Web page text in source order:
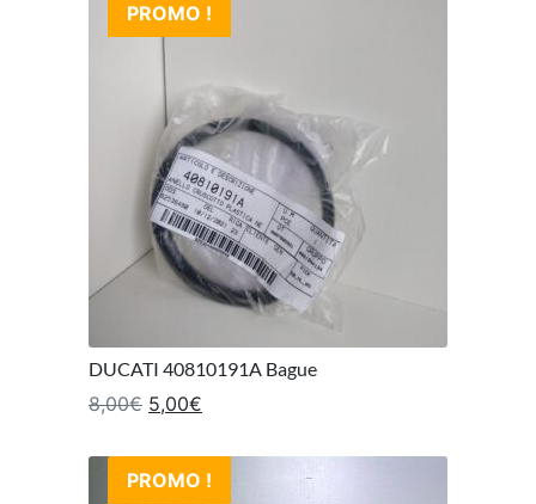
PROMO !
DUCATI 40810191A Bague
8,00€ Le prix initial était : 8,00€.
5,00€
PROMO !